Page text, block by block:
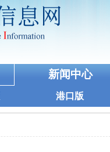
新闻中心
港口版